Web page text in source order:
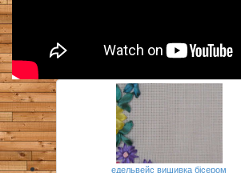
едельвейс вишивка бісером